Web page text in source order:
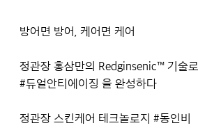
방어면 방어, 케어면 케어
정관장 홍삼만의 Redginsenic™ 기술로
#듀얼안티에이징 을 완성하다
정관장 스킨케어 테크놀로지 #동인비